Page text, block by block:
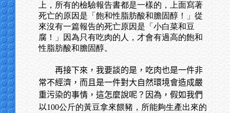
上，所有的檢驗報告書都是一樣的，上面寫著
死亡的原因是「飽和性脂肪酸和膽固醇！」從
來沒有一篇報告的死亡原因是「小白菜和豆
腐！」因為只有吃肉的人，才會有過高的飽和
性脂肪酸和膽固醇。
再接下來，我要談的是，吃肉也是一件非
常不經濟，而且是一件對大自然環境會造成嚴
重污染的事情，這怎麼說呢？因為，假如我們
以100公斤的黃豆拿來餵豬，所能夠生產出來的